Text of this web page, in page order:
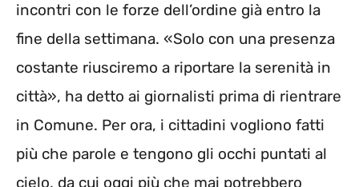
incontri con le forze dell’ordine già entro la
fine della settimana. «Solo con una presenza
costante riusciremo a riportare la serenità in
città», ha detto ai giornalisti prima di rientrare
in Comune. Per ora, i cittadini vogliono fatti
più che parole e tengono gli occhi puntati al
cielo, da cui oggi più che mai potrebbero